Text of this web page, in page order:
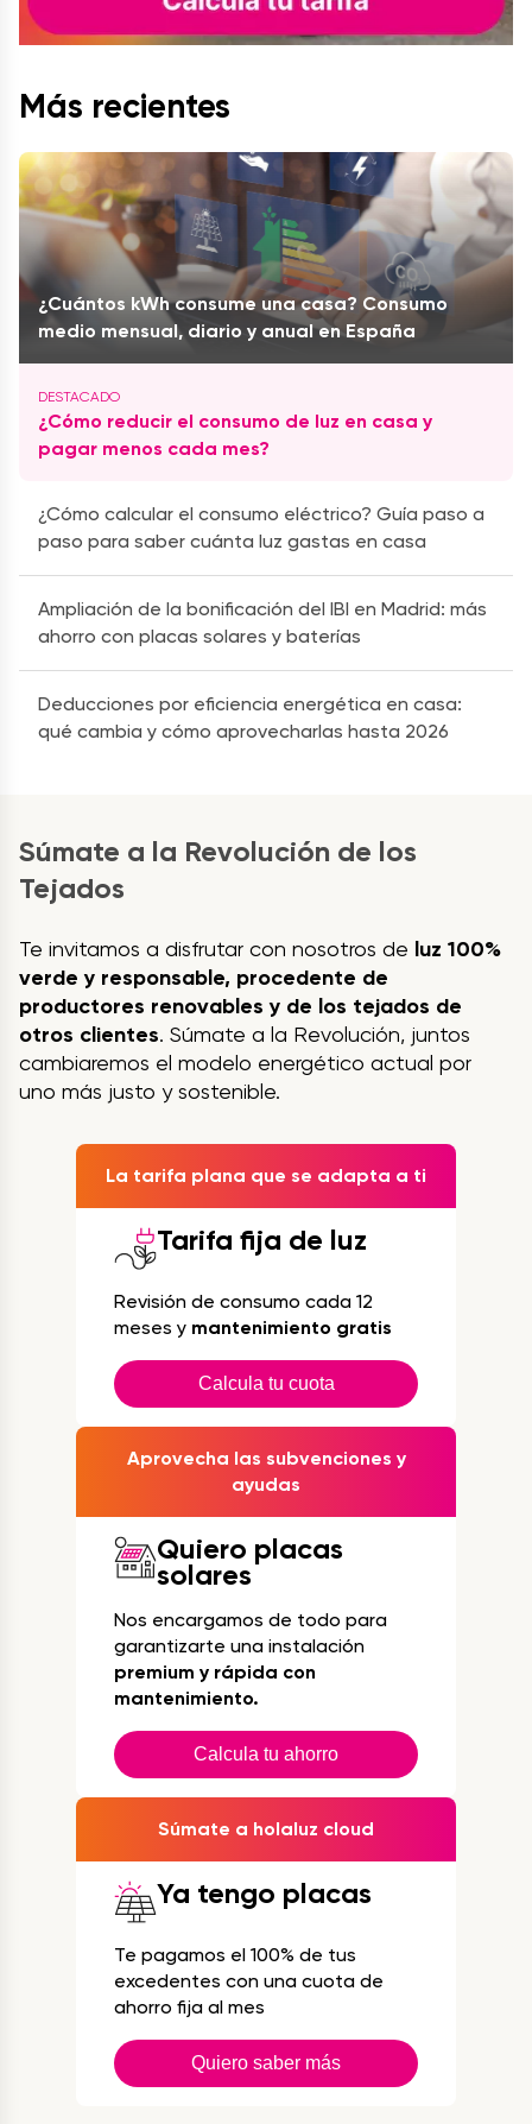
Más recientes
¿Cuántos kWh consume una casa? Consumo
medio mensual, diario y anual en España
¿Cómo reducir el consumo de luz en casa y
pagar menos cada mes?
¿Cómo calcular el consumo eléctrico? Guía paso a
paso para saber cuánta luz gastas en casa
Ampliación de la bonificación del IBI en Madrid: más
ahorro con placas solares y baterías
Deducciones por eficiencia energética en casa:
qué cambia y cómo aprovecharlas hasta 2026
Súmate a la Revolución de los
Tejados
Te invitamos a disfrutar con nosotros de luz 100%
verde y responsable, procedente de
productores renovables y de los tejados de
otros clientes. Súmate a la Revolución, juntos
cambiaremos el modelo energético actual por
uno más justo y sostenible.
La tarifa plana que se adapta a ti
Tarifa fija de luz
Revisión de consumo cada 12
meses y mantenimiento gratis
Calcula tu cuota
Aprovecha las subvenciones y
ayudas
Quiero placas
solares
Nos encargamos de todo para
garantizarte una instalación
premium y rápida con
mantenimiento.
Calcula tu ahorro
Súmate a holaluz cloud
Ya tengo placas
Te pagamos el 100% de tus
excedentes con una cuota de
ahorro fija al mes
Quiero saber más